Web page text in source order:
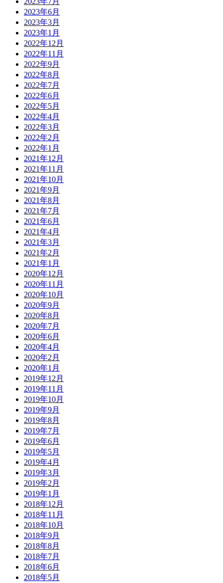
2023年6月
2023年3月
2023年1月
2022年12月
2022年11月
2022年9月
2022年8月
2022年7月
2022年6月
2022年5月
2022年4月
2022年3月
2022年2月
2022年1月
2021年12月
2021年11月
2021年10月
2021年9月
2021年8月
2021年7月
2021年6月
2021年4月
2021年3月
2021年2月
2021年1月
2020年12月
2020年11月
2020年10月
2020年9月
2020年8月
2020年7月
2020年6月
2020年4月
2020年2月
2020年1月
2019年12月
2019年11月
2019年10月
2019年9月
2019年8月
2019年7月
2019年6月
2019年5月
2019年4月
2019年3月
2019年2月
2019年1月
2018年12月
2018年11月
2018年10月
2018年9月
2018年8月
2018年7月
2018年6月
2018年5月